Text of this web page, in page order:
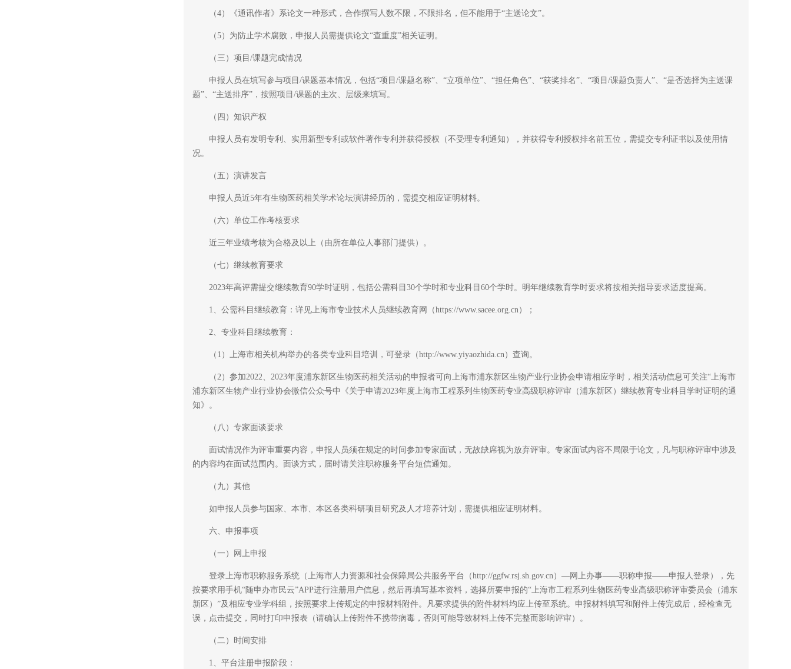
（4）《通讯作者》系论文一种形式，合作撰写人数不限，不限排名，但不能用于“主送论文”。
（5）为防止学术腐败，申报人员需提供论文“查重度”相关证明。
（三）项目/课题完成情况
申报人员在填写参与项目/课题基本情况，包括“项目/课题名称”、“立项单位”、“担任角色”、“获奖排名”、“项目/课题负责人”、“是否选择为主送课
题”、“主送排序”，按照项目/课题的主次、层级来填写。
（四）知识产权
申报人员有发明专利、实用新型专利或软件著作专利并获得授权（不受理专利通知），并获得专利授权排名前五位，需提交专利证书以及使用情
况。
（五）演讲发言
申报人员近5年有生物医药相关学术论坛演讲经历的，需提交相应证明材料。
（六）单位工作考核要求
近三年业绩考核为合格及以上（由所在单位人事部门提供）。
（七）继续教育要求
2023年高评需提交继续教育90学时证明，包括公需科目30个学时和专业科目60个学时。明年继续教育学时要求将按相关指导要求适度提高。
1、公需科目继续教育：详见上海市专业技术人员继续教育网（https://www.sacee.org.cn）；
2、专业科目继续教育：
（1）上海市相关机构举办的各类专业科目培训，可登录（http://www.yiyaozhida.cn）查询。
（2）参加2022、2023年度浦东新区生物医药相关活动的申报者可向上海市浦东新区生物产业行业协会申请相应学时，相关活动信息可关注“上海市
浦东新区生物产业行业协会微信公众号中《关于申请2023年度上海市工程系列生物医药专业高级职称评审（浦东新区）继续教育专业科目学时证明的通
知》。
（八）专家面谈要求
面试情况作为评审重要内容，申报人员须在规定的时间参加专家面试，无故缺席视为放弃评审。专家面试内容不局限于论文，凡与职称评审中涉及
的内容均在面试范围内。面谈方式，届时请关注职称服务平台短信通知。
（九）其他
如申报人员参与国家、本市、本区各类科研项目研究及人才培养计划，需提供相应证明材料。
六、申报事项
（一）网上申报
登录上海市职称服务系统（上海市人力资源和社会保障局公共服务平台（http://ggfw.rsj.sh.gov.cn）—网上办事——职称申报——申报人登录），先
按要求用手机“随申办市民云”APP进行注册用户信息，然后再填写基本资料，选择所要申报的“上海市工程系列生物医药专业高级职称评审委员会（浦东
新区）”及相应专业学科组，按照要求上传规定的申报材料附件。凡要求提供的附件材料均应上传至系统。申报材料填写和附件上传完成后，经检查无
误，点击提交，同时打印申报表（请确认上传附件不携带病毒，否则可能导致材料上传不完整而影响评审）。
（二）时间安排
1、平台注册申报阶段：